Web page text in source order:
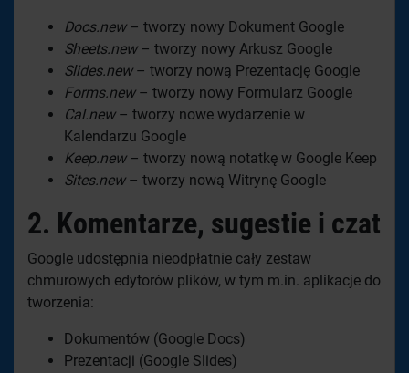
Docs.new– tworzy nowy Dokument Google
Sheets.new– tworzy nowy Arkusz Google
Slides.new – tworzy nową Prezentację Google
Forms.new– tworzy nowy Formularz Google
Cal.new– tworzy nowe wydarzenie w
Kalendarzu Google
Keep.new– tworzy nową notatkę w Google Keep
Sites.new– tworzy nową Witrynę Google
2. Komentarze, sugestie i czat
Google udostępnia nieodpłatnie cały zestaw
chmurowych edytorów plików, w tym m.in. aplikacje do
tworzenia:
Dokumentów (Google Docs)
Prezentacji (Google Slides)